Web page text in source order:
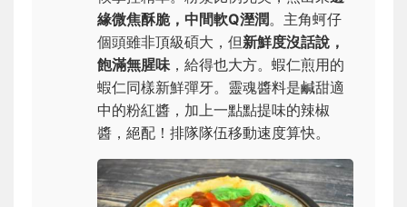
緣微焦酥脆，中間軟Q溼潤。主角蚵仔
個頭雖非頂級碩大，但新鮮度沒話說，
飽滿無腥味，給得也大方。蝦仁煎用的
蝦仁同樣新鮮彈牙。靈魂醬料是鹹甜適
中的粉紅醬，加上一點點提味的辣椒
醬，絕配！排隊隊伍移動速度算快。